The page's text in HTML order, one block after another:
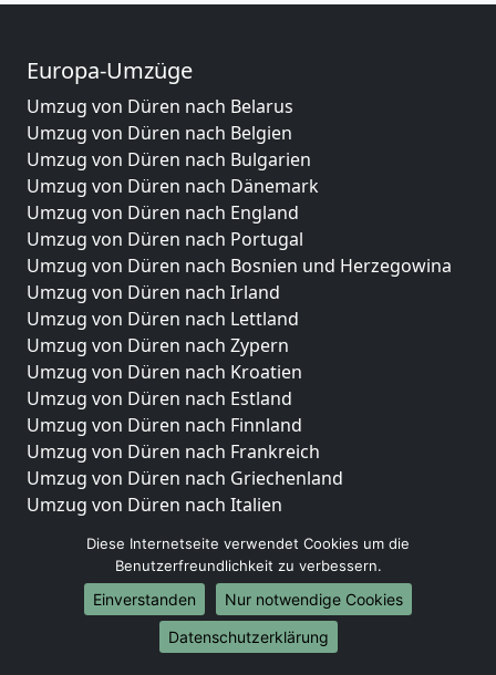
Europa-Umzüge
Umzug von Düren nach Belarus
Umzug von Düren nach Belgien
Umzug von Düren nach Bulgarien
Umzug von Düren nach Dänemark
Umzug von Düren nach England
Umzug von Düren nach Portugal
Umzug von Düren nach Bosnien und Herzegowina
Umzug von Düren nach Irland
Umzug von Düren nach Lettland
Umzug von Düren nach Zypern
Umzug von Düren nach Kroatien
Umzug von Düren nach Estland
Umzug von Düren nach Finnland
Umzug von Düren nach Frankreich
Umzug von Düren nach Griechenland
Umzug von Düren nach Italien
Umzug von Düren nach Luxemburg
Umzug von Düren nach Niederlande
Umzug von Düren nach Norwegen
Umzüge-Deutschlandweit
Diese Internetseite verwendet Cookies um die
Benutzerfreundlichkeit zu verbessern.
Einverstanden
Nur notwendige Cookies
Datenschutzerklärung